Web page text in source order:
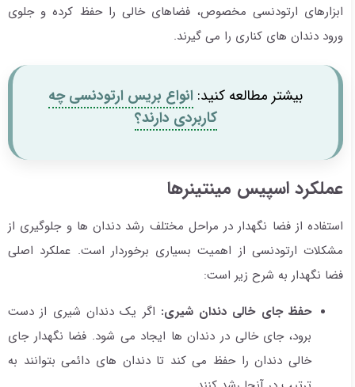
ابزارهای ارتودنسی مخصوص، فضاهای خالی را حفظ کرده و جلوی
ورود دندان های کناری را می گیرند.
بیشتر مطالعه کنید: انواع بریس ارتودنسی چه
کاربردی دارند؟
عملکرد اسپیس مینتینرها
استفاده از فضا نگهدار در مراحل مختلف رشد دندان ها و جلوگیری از
مشکلات ارتودنسی از اهمیت بسیاری برخوردار است. عملکرد اصلی
فضا نگهدار به شرح زیر است:
حفظ جای خالی دندان شیری: اگر یک دندان شیری از دست
برود، جای خالی در دندان ها ایجاد می شود. فضا نگهدار جای
خالی دندان را حفظ می کند تا دندان های دائمی بتوانند به